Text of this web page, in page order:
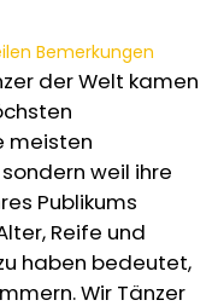
Bemerkungen
der Welt kamen
meisten
weil ihre
Publikums
Reife und
haben bedeutet,
Wir Tänzer